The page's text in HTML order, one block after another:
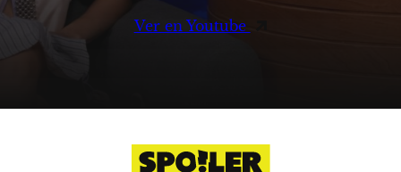
Ver en Youtube